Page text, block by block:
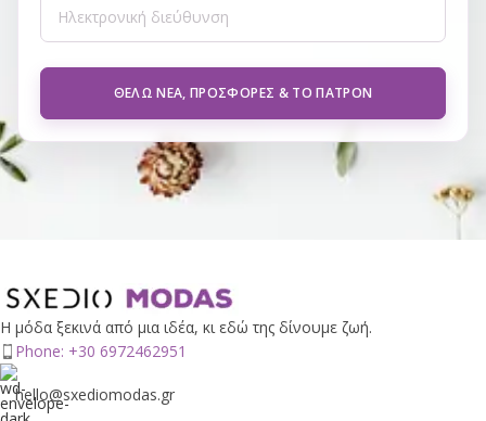
ΘΈΛΩ ΝΈΑ, ΠΡΟΣΦΟΡΈΣ & ΤΟ ΠΑΤΡΌΝ
Η μόδα ξεκινά από μια ιδέα, κι εδώ της δίνουμε ζωή.
Phone: +30 6972462951
hello@sxediomodas.gr